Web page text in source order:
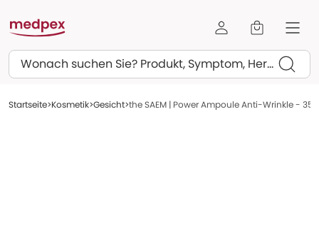
Suchen
Startseite Kosmetik Gesicht the SAEM | Power Ampoule Anti-Wrinkle - 35